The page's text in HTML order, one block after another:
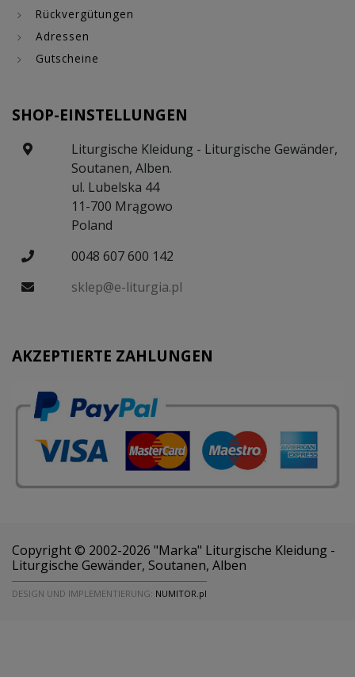
Rückvergütungen
Adressen
Gutscheine
SHOP-EINSTELLUNGEN
Liturgische Kleidung - Liturgische Gewänder,
Soutanen, Alben.
ul. Lubelska 44
11-700 Mrągowo
Poland
0048 607 600 142
sklep@e-liturgia.pl
AKZEPTIERTE ZAHLUNGEN
Copyright © 2002-2026 "Marka" Liturgische Kleidung -
Liturgische Gewänder, Soutanen, Alben
DESIGN UND IMPLEMENTIERUNG: NUMITOR.pl